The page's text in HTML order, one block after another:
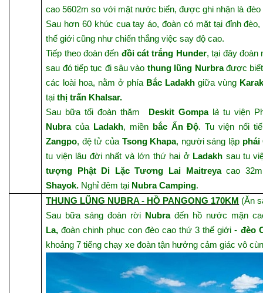
cao 5602m so với mặt nước biển, được ghi nhận là
Sau hơn 60 khúc cua tay áo, đoàn có mặt tại đỉnh
thế giới cũng như chiến thắng việc say độ cao.
Tiếp theo đoàn đến đồi cát trắng Hunder, tại đây đoàn
sau đó tiếp tục đi sâu vào thung lũng Nurbrađược
các loài hoa, nằm ở phía Bắc Ladakh giữa vùng
tạithị trấn Khalsar.
Sau bữa tối đoàn thăm Deskit Gompalàtu viện
Nubracủa Ladakh, miền bắc Ấn Độ. Tu viện nổi
Zangpo, đệ tử của Tsong Khapa, người sáng lập phái
tu viện lâu đời nhất và lớn thứ hai ở Ladakh sau tu
tượng Phật Di Lặc Tương Lai Maitreyacao
Shayok. Nghỉ đêm tại Nubra Camping.
THUNG LŨNG NUBRA - HỒ PANGONG 170KM (Ăn
Sau bữa sáng đoàn rời Nubrađến hồ nước mặn
La, đoàn chinh phục con đèo cao thứ 3 thế giới - đèo
khoảng 7 tiếng chạy xe đoàn tận hưởng cảm giác vô